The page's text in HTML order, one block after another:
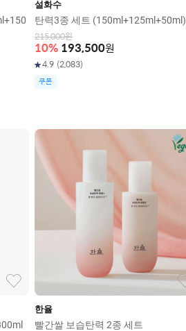
설화수
탄력3종 세트 (150ml+125ml+50ml)
215,000원
10% 193,500원
4.9 (2,083)
쿠폰
한율
빨간쌀 보습탄력 2종 세트